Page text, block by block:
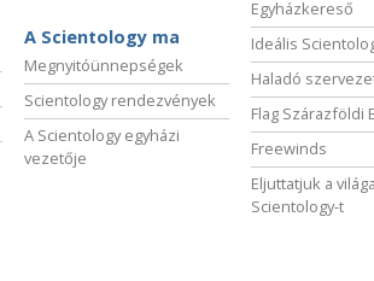
A Scientology ma
Megnyitóünnepségek
Scientology rendezvények
A Scientology egyházi
vezetője
Egyházkereső
Ideális
Haladó
Flag Szárazföldi
Freewinds
Eljuttatjuk a
Scientology-t